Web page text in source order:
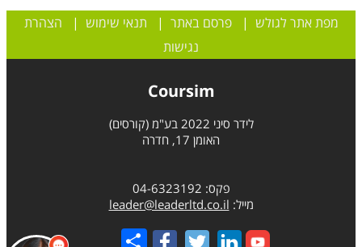
מפת אתר לגולש |פרסם באתר | תנאי שימוש | הצהרת
נגישות
Coursim
לידר סיני 2022 בע"מ (קורסים)
האומן 17, חדרה
פקס: 04-6323192
מייל: leader@leaderltd.co.il
Share